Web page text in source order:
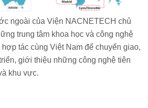
ngoài của Viện NACNETECH chủ
trung tâm khoa học và công nghệ
tác cùng Việt Nam để chuyển giao,
giới thiệu những công nghệ tiên
khu vực.